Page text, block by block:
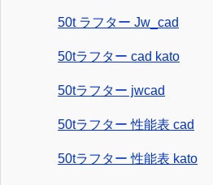
50t ラフター Jw_cad
50tラフター cad kato
50tラフター jwcad
50tラフター 性能表 cad
50tラフター 性能表 kato